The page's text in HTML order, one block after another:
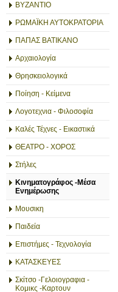
ΒΥΖΑΝΤΙΟ
ΡΩΜΑΪΚΗ ΑΥΤΟΚΡΑΤΟΡΙΑ
ΠΑΠΑΣ ΒΑΤΙΚΑΝΟ
Αρχαιολογία
Θρησκειολογικά
Ποίηση - Κείμενα
Λογοτεχνια - Φιλοσοφία
Καλές Τέχνες - Εικαστικά
ΘΕΑΤΡΟ - ΧΟΡΟΣ
Στήλες
Κινηματογράφος -Μέσα
Ενημέρωσης
Μουσικη
Παιδεία
Επιστήμες - Τεχνολογία
ΚΑΤΑΣΚΕΥΕΣ
Σκίτσο -Γελοιογραφια -
Κομικς -Καρτουν